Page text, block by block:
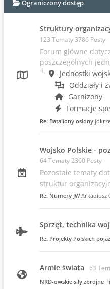
Ograniczony dostęp
Struktury
123 Tematy 3786 Posty
Forum główne
poszczególnych
Jednostki
Oddziały i
Garnizony
Formacje
Re: Bataliony osłony
Wojsko Polskie -
64 Tematy 2360 Posty
Pozostałe tematy
struktur
Re: Numery JW Arkadiusz
Sprzęt, technika
Re: Projekty Polskich
Armie świata 63
NRD-owskie siły zbrojne